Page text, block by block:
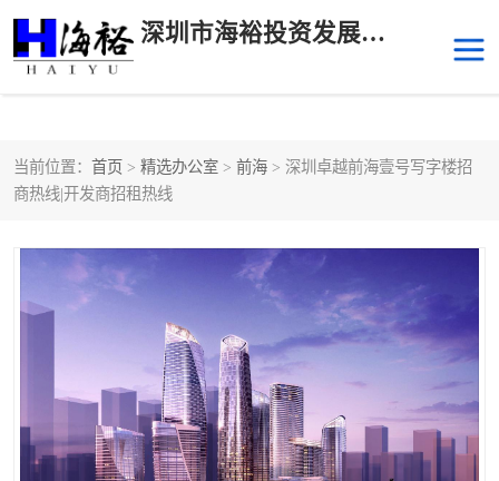
深圳市海裕投资发展有限公司
当前位置： 首页 > 精选办公室 > 前海 > 深圳卓越前海壹号写字楼招
商热线|开发商招租热线
后海
科技园中区 南山华侨城
前海 深圳湾科技生态园
福田中心区写字楼租赁 宝安中心区
深圳宝安 福田车公庙
罗湖水贝 南山南油